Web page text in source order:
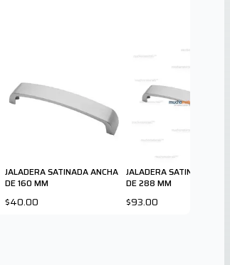
JALADERA SATINADA ANCHA
DE 160 MM
$40.00
JALADERA SATINADA
DE 288 MM
$93.00